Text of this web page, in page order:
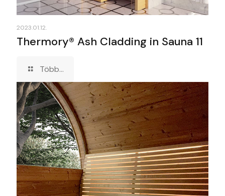
2023.01.12.
Thermory® Ash Cladding in Sauna 11
Több...